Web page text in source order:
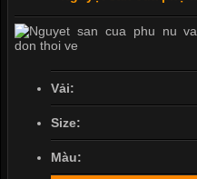
Vải:
Size:
Màu: